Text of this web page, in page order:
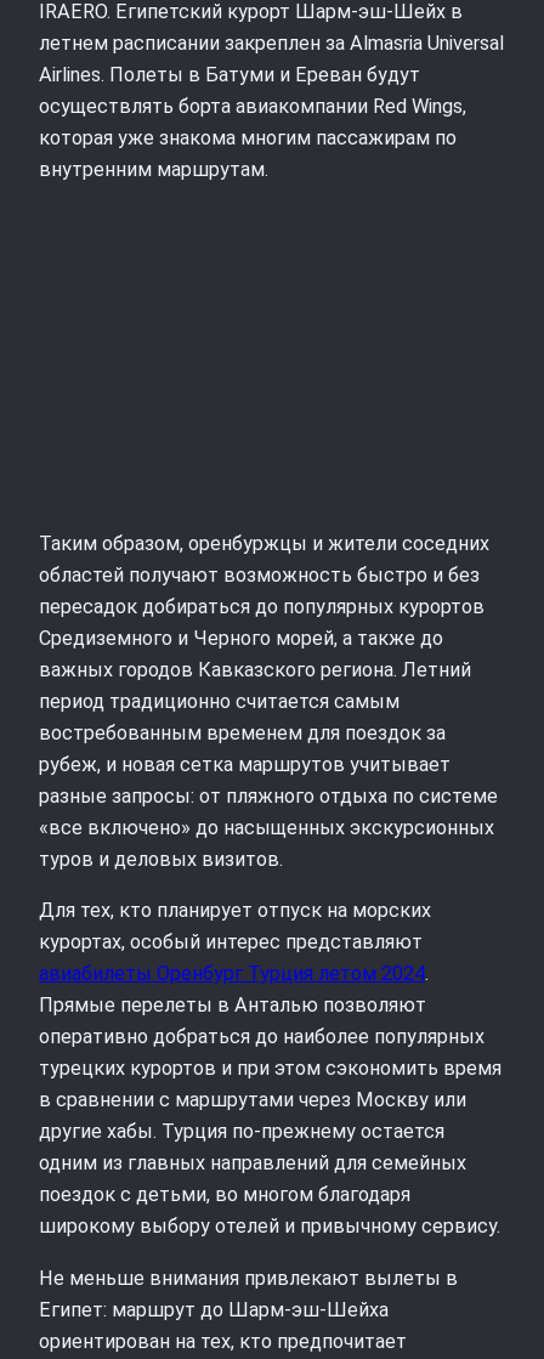
IRAERO. Египетский курорт Шарм-эш-Шейх в
летнем расписании закреплен за Almasria Universal
Airlines. Полеты в Батуми и Ереван будут
осуществлять борта авиакомпании Red Wings,
которая уже знакома многим пассажирам по
внутренним маршрутам.
Таким образом, оренбуржцы и жители соседних
областей получают возможность быстро и без
пересадок добираться до популярных курортов
Средиземного и Черного морей, а также до
важных городов Кавказского региона. Летний
период традиционно считается самым
востребованным временем для поездок за
рубеж, и новая сетка маршрутов учитывает
разные запросы: от пляжного отдыха по системе
«все включено» до насыщенных экскурсионных
туров и деловых визитов.
Для тех, кто планирует отпуск на морских
курортах, особый интерес представляют
авиабилеты Оренбург Турция летом 2024.
Прямые перелеты в Анталью позволяют
оперативно добраться до наиболее популярных
турецких курортов и при этом сэкономить время
в сравнении с маршрутами через Москву или
другие хабы. Турция по-прежнему остается
одним из главных направлений для семейных
поездок с детьми, во многом благодаря
широкому выбору отелей и привычному сервису.
Не меньше внимания привлекают вылеты в
Египет: маршрут до Шарм-эш-Шейха
ориентирован на тех, кто предпочитает